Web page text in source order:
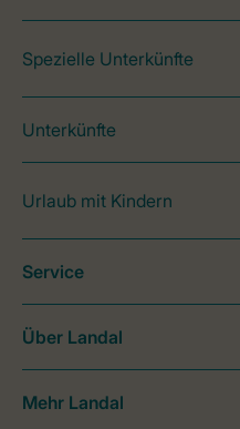
Spezielle Unterkünfte
Unterkünfte
Urlaub mit Kindern
Service
Über Landal
Mehr Landal